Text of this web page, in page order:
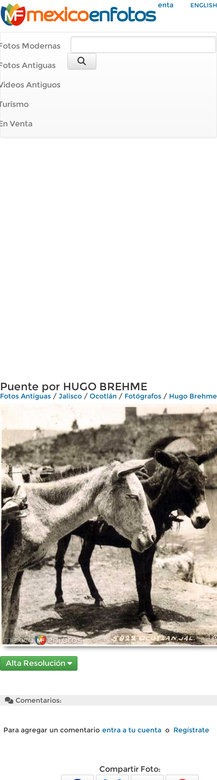
Mi Cuenta ENGLISH
Modernas
Antiguas
Antiguos
Venta
Puente por HUGO BREHME
Fotos Antiguas / Jalisco / Ocotlán / Fotógrafos / Hugo Brehme
Alta Resolución
Comentarios:
Para agregar un comentario entra a tu cuenta o Regístrate
Compartir Foto: